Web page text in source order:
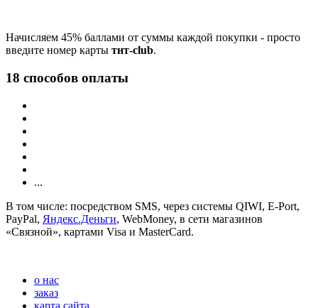
Начисляем 45% баллами от суммы каждой покупки - просто
введите номер карты тнт-club.
18 способов оплаты
...
В том числе: посредством SMS, через системы QIWI, E-Port,
PayPal, Яндекс.Деньги, WebMoney, в сети магазинов
«Связной», картами Visa и MasterCard.
о нас
заказ
карта сайта